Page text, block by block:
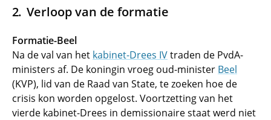
Verloop van de formatie
Formatie-Beel
Na de val van het kabinet-Drees IVtraden de PvdA-
ministers af. De koningin vroeg oud-minister Beel
(KVP), lid van de Raad van State, te zoeken hoe de
crisis kon worden opgelost. Voortzetting van het
vierde kabinet-Drees in demissionaire staat werd niet